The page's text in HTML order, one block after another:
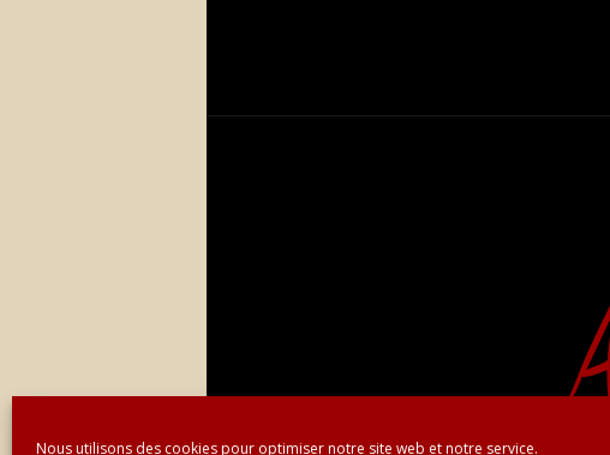
Nous utilisons des cookies pour optimiser notre site web et notre service.